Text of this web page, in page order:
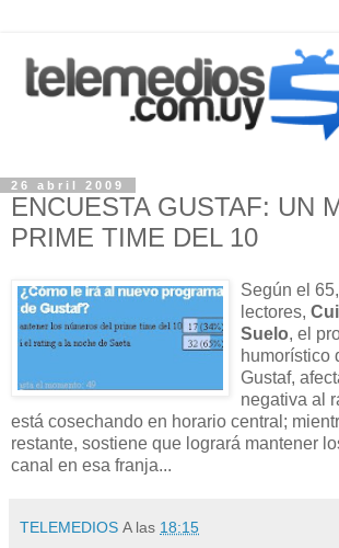
26 abril 2009
ENCUESTA GUSTAF: UN
PRIME TIME DEL 10
Según el
lectores,
Suelo, el
humorístico
Gustaf,
negativa al
está cosechando en horario central;
restante, sostiene que logrará mantener
canal en esa franja...
TELEMEDIOS A las 18:15